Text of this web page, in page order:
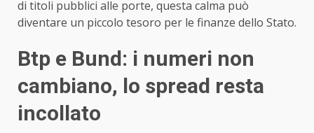
di titoli pubblici alle porte, questa calma può
diventare un piccolo tesoro per le finanze dello Stato.
Btp e Bund: i numeri non
cambiano, lo spread resta
incollato